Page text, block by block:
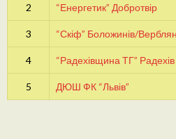
2 “Енергетик” Добротвір
3 “Скіф” Боложинів/
4 “Радехівщина ТГ” Радехів
5 ДЮШ ФК “Львів”